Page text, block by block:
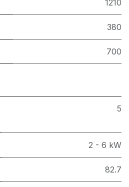
1210
380
700
5
2 - 6 kW
82.7